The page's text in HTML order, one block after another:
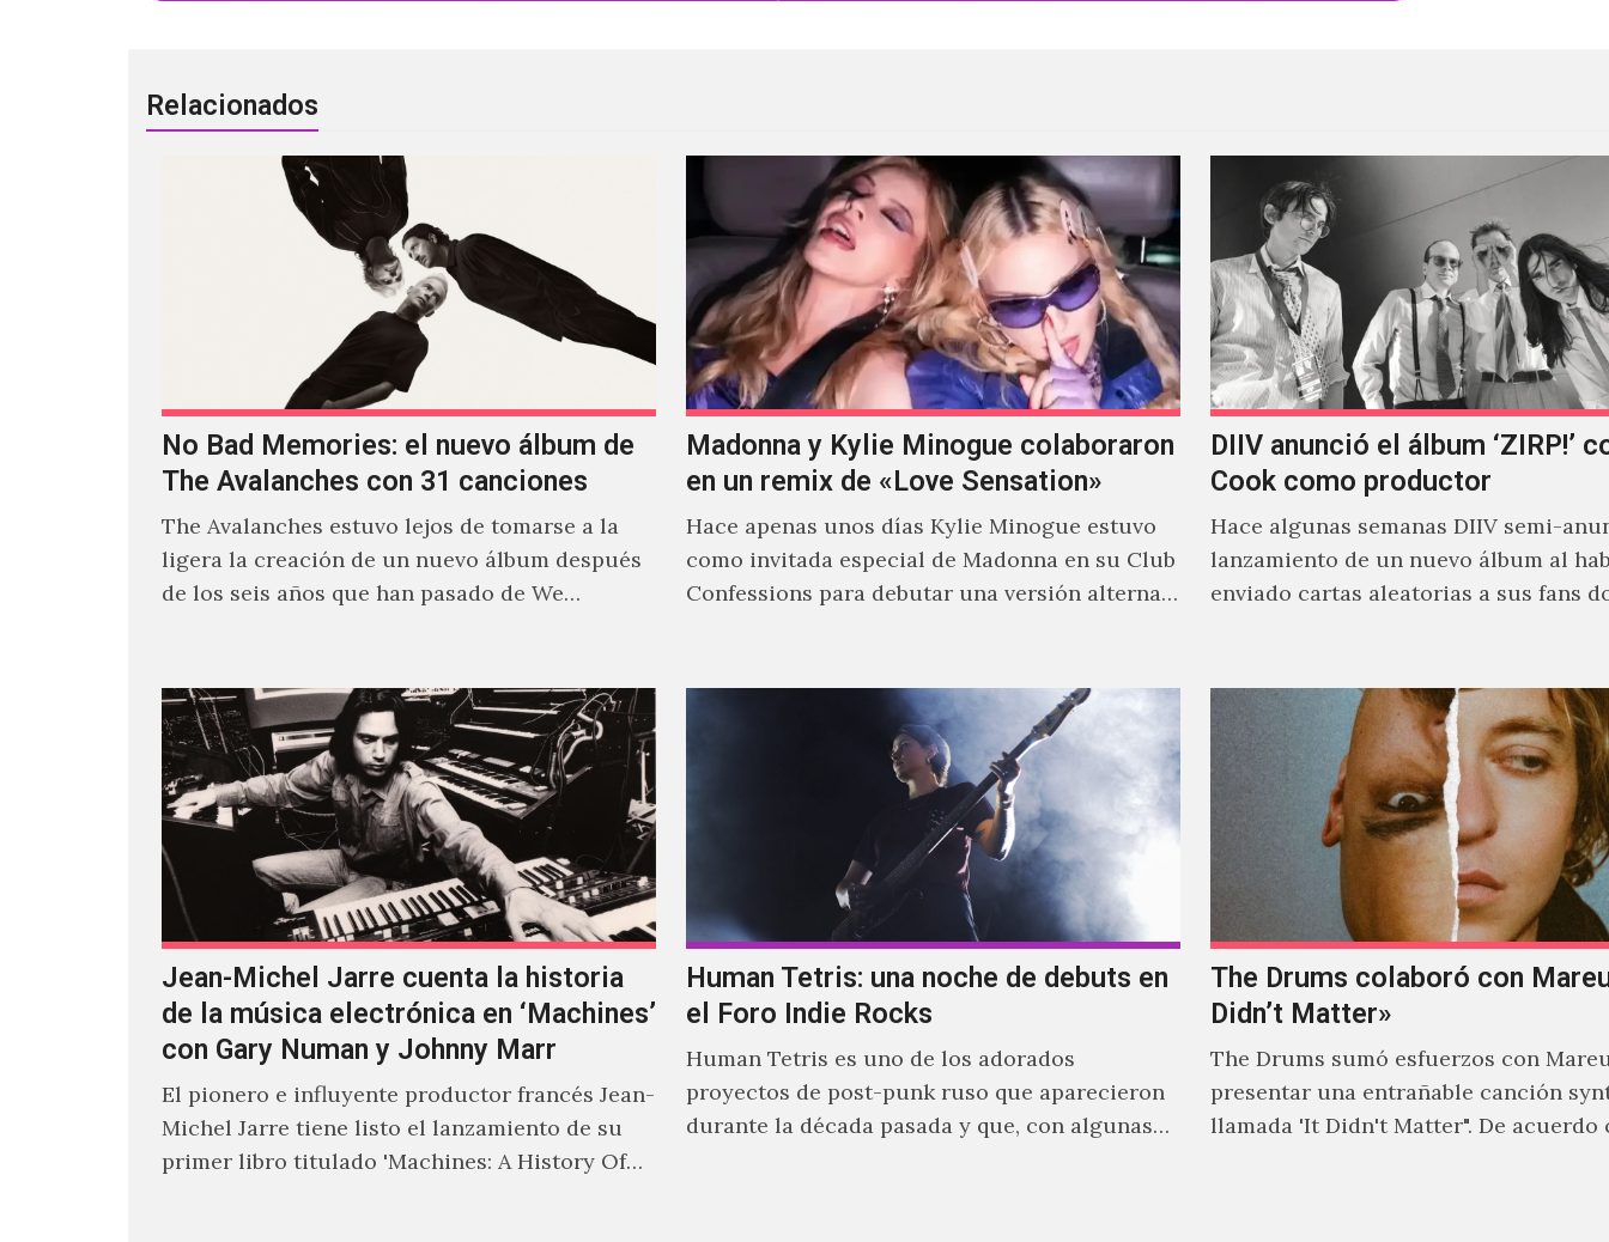
Relacionados
No Bad Memories: el nuevo álbum de
The Avalanches con 31 canciones
The Avalanches estuvo lejos de tomarse a la
ligera la creación de un nuevo álbum después
de los seis años que han pasado de We…
Madonna y Kylie Minogue colaboraron
en un remix de «Love Sensation»
Hace apenas unos días Kylie Minogue estuvo
como invitada especial de Madonna en su Club
Confessions para debutar una versión alterna
DIIV anunció el álbum ‘ZIRP!’
Cook como productor
Hace algunas semanas DIIV semi-
lanzamiento de un nuevo álbum al
enviado cartas aleatorias a sus fans
Jean-Michel Jarre cuenta la historia
de la música electrónica en ‘Machines’
con Gary Numan y Johnny Marr
El pionero e influyente productor francés Jean-
Michel Jarre tiene listo el lanzamiento de su
primer libro titulado 'Machines: A History Of
Human Tetris: una noche de debuts en
el Foro Indie Rocks
Human Tetris es uno de los adorados
proyectos de post-punk ruso que aparecieron
durante la década pasada y que, con algunas
The Drums colaboró con
Didn’t Matter»
The Drums sumó esfuerzos con
presentar una entrañable canción
llamada 'It Didn't Matter". De acuerdo